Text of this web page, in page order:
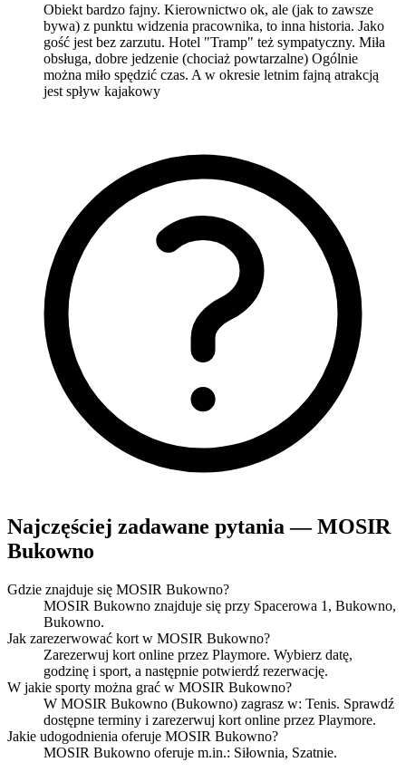
Obiekt bardzo fajny. Kierownictwo ok, ale (jak to zawsze
bywa) z punktu widzenia pracownika, to inna historia. Jako
gość jest bez zarzutu. Hotel "Tramp" też sympatyczny. Miła
obsługa, dobre jedzenie (chociaż powtarzalne) Ogólnie
można miło spędzić czas. A w okresie letnim fajną atrakcją
jest spływ kajakowy
Najczęściej zadawane pytania — MOSIR
Bukowno
Gdzie znajduje się MOSIR Bukowno?
MOSIR Bukowno znajduje się przy Spacerowa 1, Bukowno,
Bukowno.
Jak zarezerwować kort w MOSIR Bukowno?
Zarezerwuj kort online przez Playmore. Wybierz datę,
godzinę i sport, a następnie potwierdź rezerwację.
W jakie sporty można grać w MOSIR Bukowno?
W MOSIR Bukowno (Bukowno) zagrasz w: Tenis. Sprawdź
dostępne terminy i zarezerwuj kort online przez Playmore.
Jakie udogodnienia oferuje MOSIR Bukowno?
MOSIR Bukowno oferuje m.in.: Siłownia, Szatnie.